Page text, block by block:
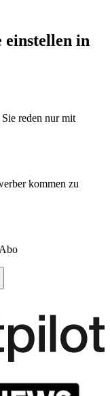
in
reden nur mit
kommen zu